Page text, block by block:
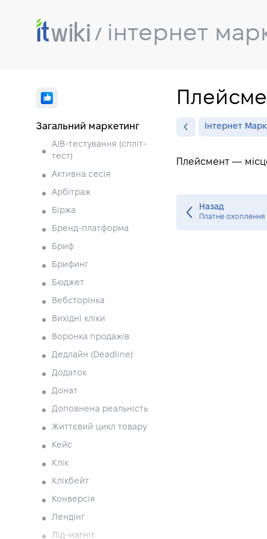
інтернет
Загальний маркетинг
A/B-тестування (спліт-
тест)
Активна сесія
Арбітраж
Біржа
Бренд-платформа
Бриф
Брифинг
Бюджет
Вебсторінка
Вихідні кліки
Воронка продажів
Дедлайн (Deadline)
Додаток
Донат
Доповнена реальність
Життєвий цикл товару
Кейс
Клік
Клікбейт
Конверсія
Лендінг
Лід-магніт
Інтернет
Плейсмент —
Назад
Платне охоплення